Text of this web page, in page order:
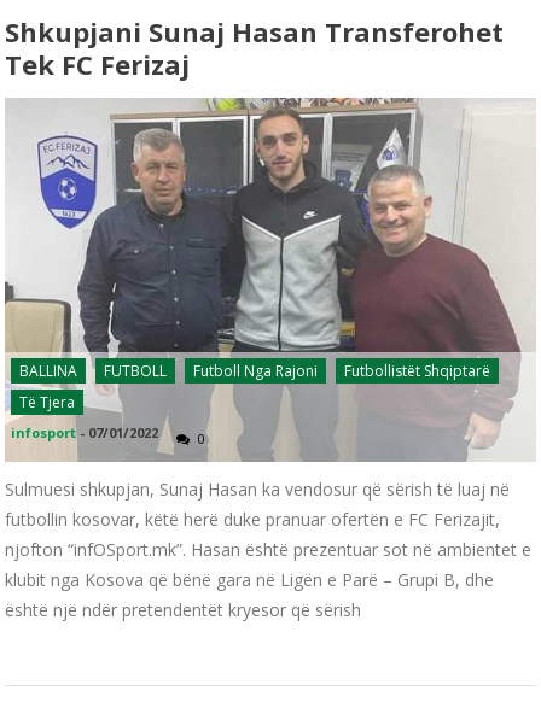
Shkupjani Sunaj Hasan Transferohet
Tek FC Ferizaj
BALLINA FUTBOLL Futboll Nga Rajoni
Futbollistët Shqiptarë
Të Tjera
infosport - 07/01/2022 0
Sulmuesi shkupjan, Sunaj Hasan ka vendosur që sërish të luaj në
futbollin kosovar, këtë herë duke pranuar ofertën e FC Ferizajit,
njofton “infOSport.mk”. Hasan është prezentuar sot në ambientet e
klubit nga Kosova që bënë gara në Ligën e Parë – Grupi B, dhe
është një ndër pretendentët kryesor që sërish